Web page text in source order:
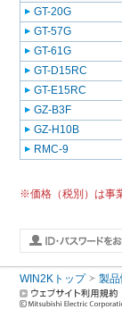
GT-20G
GT-57G
GT-61G
GT-D15RC
GT-E15RC
GZ-B3F
GZ-H10B
RMC-9
※価格（税別）は事
WIN2Kトップ 製品